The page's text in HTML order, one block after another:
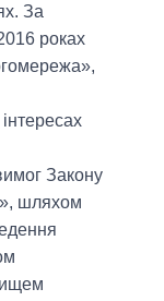
За
роках
Закону
шляхом